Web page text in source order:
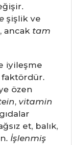
şişlik ve
ancak tam
iyileşme
özen
, vitamin
et, balık,
İşlenmiş